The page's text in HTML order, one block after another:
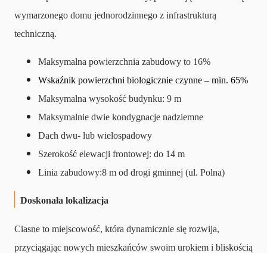
wymarzonego domu jednorodzinnego z infrastrukturą
techniczną.
Maksymalna powierzchnia zabudowy to 16%
Wskaźnik powierzchni biologicznie czynne – min. 65%
Maksymalna wysokość budynku: 9 m
Maksymalnie dwie kondygnacje nadziemne
Dach dwu- lub wielospadowy
Szerokość elewacji frontowej: do 14 m
Linia zabudowy:8 m od drogi gminnej (ul. Polna)
Doskonała lokalizacja
Ciasne to miejscowość, która dynamicznie się rozwija,
przyciągając nowych mieszkańców swoim urokiem i bliskością